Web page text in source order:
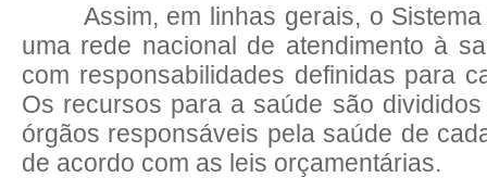
Assim, em linhas gerais, o
uma rede nacional de atendimento à
com responsabilidades definidas para
Os recursos para a saúde são
órgãos responsáveis pela saúde de
de acordo com as leis orçamentárias.